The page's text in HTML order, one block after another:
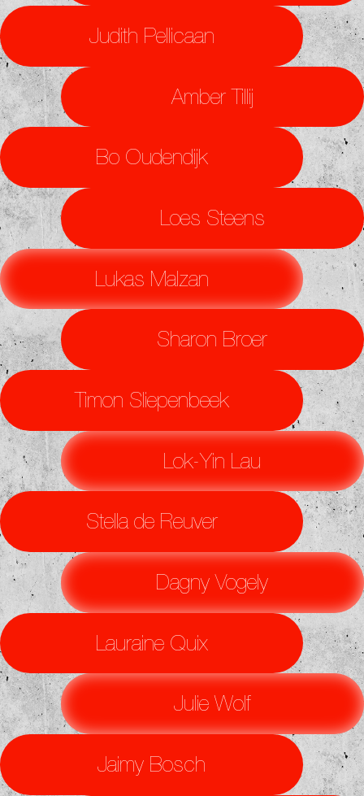
Judith Pellicaan
Amber Tillij
Bo Oudendijk
Loes Steens
Lukas Malzan
Sharon Broer
Timon Sliepenbeek
Lok-Yin Lau
Stella de Reuver
Dagny Vogely
Lauraine Quix
Julie Wolf
Jaimy Bosch